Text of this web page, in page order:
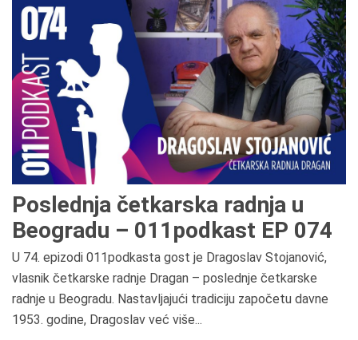
Poslednja četkarska radnja u
Beogradu – 011podkast EP 074
U 74. epizodi 011podkasta gost je Dragoslav Stojanović,
vlasnik četkarske radnje Dragan – poslednje četkarske
radnje u Beogradu. Nastavljajući tradiciju započetu davne
1953. godine, Dragoslav već više...